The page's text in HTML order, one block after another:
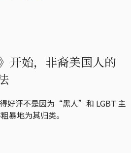
开始，非裔美国人的
好评不是因为“黑人”和 LGBT 主
暴地为其归类。